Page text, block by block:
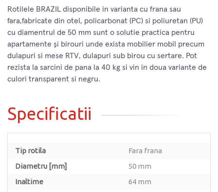
Rotilele BRAZIL disponibile in varianta cu frana sau
fara,fabricate din otel, policarbonat (PC) si poliuretan (PU)
cu diamentrul de 50 mm sunt o solutie practica pentru
apartamente și birouri unde exista mobilier mobil precum
dulapuri si mese RTV, dulapuri sub birou cu sertare. Pot
rezista la sarcini de pana la 40 kg si vin in doua variante de
culori transparent si negru.
Specificatii
Tip rotila
Fara frana
Diametru [mm]
50 mm
Inaltime
64 mm